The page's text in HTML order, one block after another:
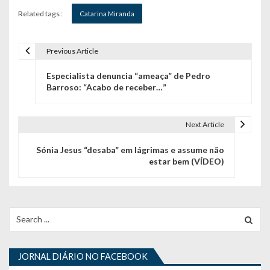
Related tags : Catarina Miranda
ã
o
d
Previous Article
Especialista denuncia “ameaça” de Pedro
Barroso: “Acabo de receber…”
Next Article
Sónia Jesus “desaba” em lágrimas e assume não
estar bem (VÍDEO)
for:
JORNAL DIÁRIO NO FACEBOOK